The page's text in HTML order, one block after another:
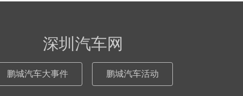
深圳汽车网
鹏城汽车大事件 鹏城汽车活动